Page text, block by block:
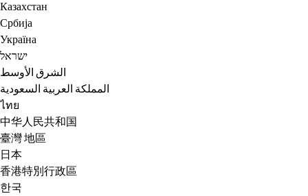
Казахстан
Србија
Україна
ישראל
الشرق الأوسط
المملكة العربية السعودية
ไทย
中华人民共和国
臺灣 地區
日本
香港特別行政區
한국